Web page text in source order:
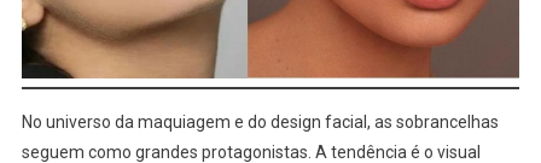
No universo da maquiagem e do design facial, as sobrancelhas
seguem como grandes protagonistas. A tendência é o visual